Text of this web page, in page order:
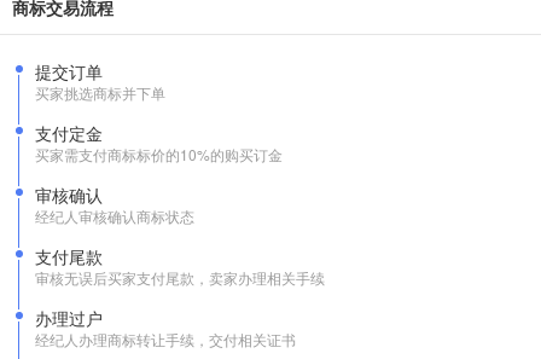
商标交易流程
提交订单
买家挑选商标并下单
支付定金
买家需支付商标标价的10%的购买订金
审核确认
经纪人审核确认商标状态
支付尾款
审核无误后买家支付尾款，卖家办理相关手续
办理过户
经纪人办理商标转让手续，交付相关证书